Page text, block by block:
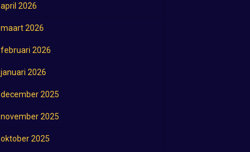
april 2026
maart 2026
februari 2026
januari 2026
december 2025
november 2025
oktober 2025